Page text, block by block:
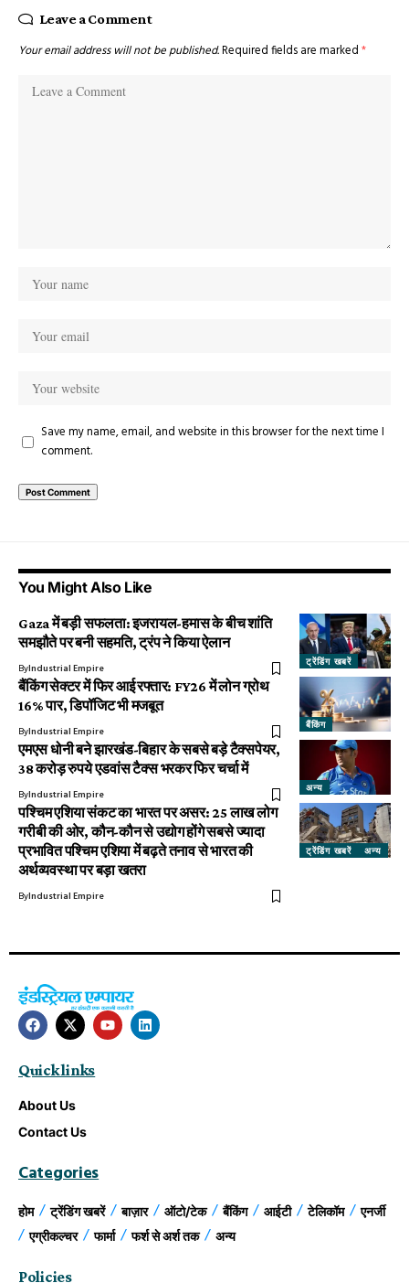
Leave a Comment
Your email address will not be published.Required fields are marked *
Save my name, email, and website in this browser for the next time I
comment.
You Might Also Like
ट्रेंडिंग खबरें
Gaza में बड़ी सफलता: इजरायल-हमास के बीच शांति
समझौते पर बनी सहमति, ट्रंप ने किया ऐलान
ByIndustrial Empire
बैंकिंग
बैंकिंग सेक्टर में फिर आई रफ्तार: FY26 में लोन ग्रोथ
16% पार, डिपॉजिट भी मजबूत
ByIndustrial Empire
अन्य
एमएस धोनी बने झारखंड-बिहार के सबसे बड़े टैक्सपेयर,
38 करोड़ रुपये एडवांस टैक्स भरकर फिर चर्चा में
ByIndustrial Empire
ट्रेंडिंग खबरें अन्य
पश्चिम एशिया संकट का भारत पर असर: 25 लाख लोग
गरीबी की ओर, कौन-कौन से उद्योग होंगे सबसे ज्यादा
प्रभावित पश्चिम एशिया में बढ़ते तनाव से भारत की
अर्थव्यवस्था पर बड़ा खतरा
ByIndustrial Empire
Quick links
About Us
Contact Us
Categories
होम ट्रेंडिंग खबरें बाज़ार ऑटो/टेक बैंकिंग आईटी टेलिकॉम
एनर्जी
एग्रीकल्चर
फार्मा फर्श से अर्श तक अन्य
Policies